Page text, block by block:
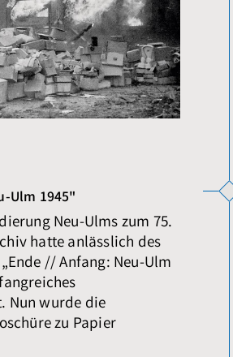
Ulm 1945"
Neu-Ulms zum 75.
hatte anlässlich des
// Anfang: Neu-Ulm
Nun wurde die
zu Papier